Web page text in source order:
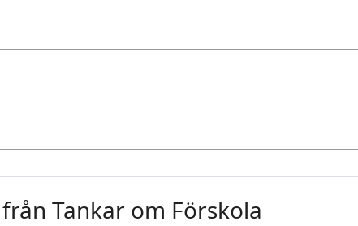
Tankar om Förskola